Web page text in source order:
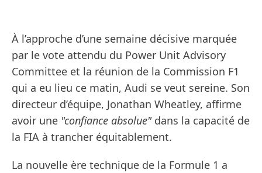
À l’approche d’une semaine décisive marquée
par le vote attendu du Power Unit Advisory
Committee et la réunion de la Commission F1
qui a eu lieu ce matin, Audi se veut sereine. Son
directeur d’équipe, Jonathan Wheatley, affirme
avoir une "confiance absolue"dans la capacité de
la FIA à trancher équitablement.
La nouvelle ère technique de la Formule 1 a